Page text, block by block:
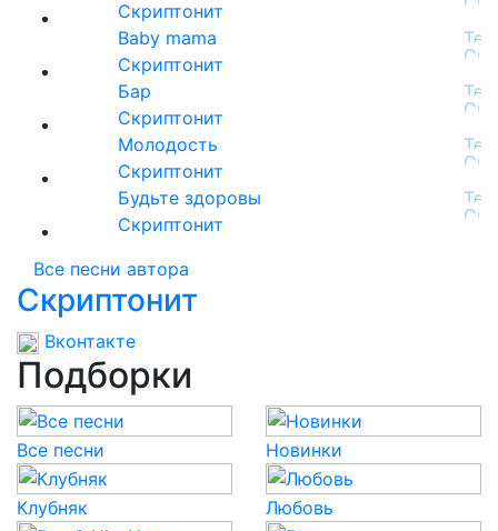
Скриптонит
Baby mama
Скриптонит
Бар
Скриптонит
Молодость
Скриптонит
Будьте здоровы
Скриптонит
Все песни автора
Скриптонит
Вконтакте
Подборки
Все песни Новинки
Клубняк Любовь